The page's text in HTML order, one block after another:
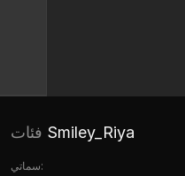
Smiley_Riya
سماتي: